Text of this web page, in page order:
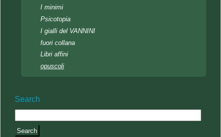
I minimi
Psicotopia
I gialli del VANNINI
fuori collana
Libri affini
opuscoli
Search